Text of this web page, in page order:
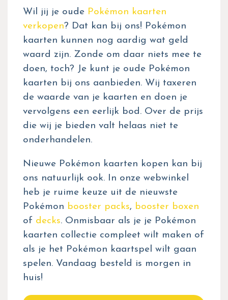
Wil jij je oude Pokémon kaarten
verkopen? Dat kan bij ons! Pokémon
kaarten kunnen nog aardig wat geld
waard zijn. Zonde om daar niets mee te
doen, toch? Je kunt je oude Pokémon
kaarten bij ons aanbieden. Wij taxeren
de waarde van je kaarten en doen je
vervolgens een eerlijk bod. Over de prijs
die wij je bieden valt helaas niet te
onderhandelen.
Nieuwe Pokémon kaarten kopen kan bij
ons natuurlijk ook. In onze webwinkel
heb je ruime keuze uit de nieuwste
Pokémon booster packs, booster boxen
of decks. Onmisbaar als je je Pokémon
kaarten collectie compleet wilt maken of
als je het Pokémon kaartspel wilt gaan
spelen. Vandaag besteld is morgen in
huis!